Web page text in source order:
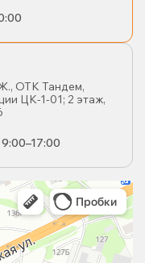
ОТК Тандем,
ЦК-1-01; 2 этаж,